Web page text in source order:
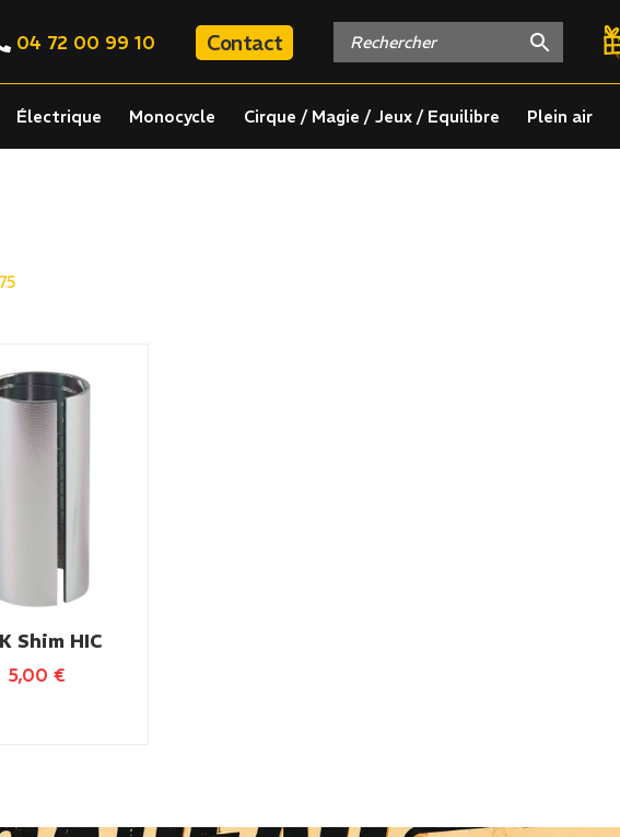
04 72 00 99 10 Contact
Électrique Monocycle Cirque / Magie / Jeux / Equilibre Plein air
Shim HIC
5,00€